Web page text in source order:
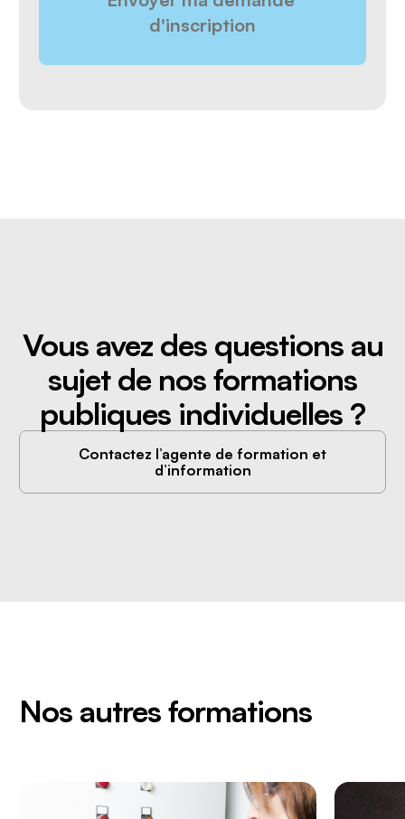
Vous avez des questions au
sujet de nos formations
publiques individuelles ?
Contactez l’agente de formation et
d’information
Nos autres formations